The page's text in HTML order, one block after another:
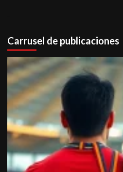
Carrusel de publicaciones